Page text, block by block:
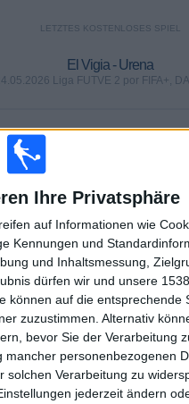
Ihre Privatsphäre
auf Informationen wie
Kennungen und
und Inhaltsmessung,
dürfen wir und unsere
auf die entsprechende
zuzustimmen. Alternativ
bevor Sie der Verarbeitung
personenbezogenen
Verarbeitung zu
jederzeit ändern
LETZTES KOSTENLOSES SPIEL
El Vigia - Urena
Liga FUTVE 2 por FIFA+,
TV-
OHNE
KOSTENLOSES
SPIEL
MAXIMAL
6
VS Puerto
1